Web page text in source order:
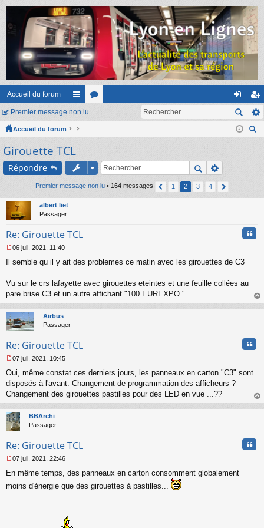
Accueil du forum
ac
co
ci
s
on
ne
ns
cri
Premier message non lu
Accueil du forum
Girouette TCL
Répondre
Premier message non lu • 164 messages 1 2 3 4
albert liet
Passager
Re: Girouette TCL
e
s
g
o
l
u
06 juil. 2021, 11:40
Il semble qu il y ait des problemes ce matin avec les girouettes de C3
Vu sur le crs lafayette avec girouettes eteintes et une feuille collées au
pare brise C3 et un autre affichant "100 EUREXPO "
au
Airbus
Passager
Re: Girouette TCL
e
s
s
g
e
n
n
u
07 juil. 2021, 10:45
Oui, même constat ces derniers jours, les panneaux en carton "C3" sont
disposés à l'avant. Changement de programmation des afficheurs ?
Changement des girouettes pastilles pour des LED en vue ...??
au
BBArchi
Passager
Re: Girouette TCL
e
07 juil. 2021, 22:46
En même temps, des panneaux en carton consomment globalement
moins d'énergie que des girouettes à pastilles...